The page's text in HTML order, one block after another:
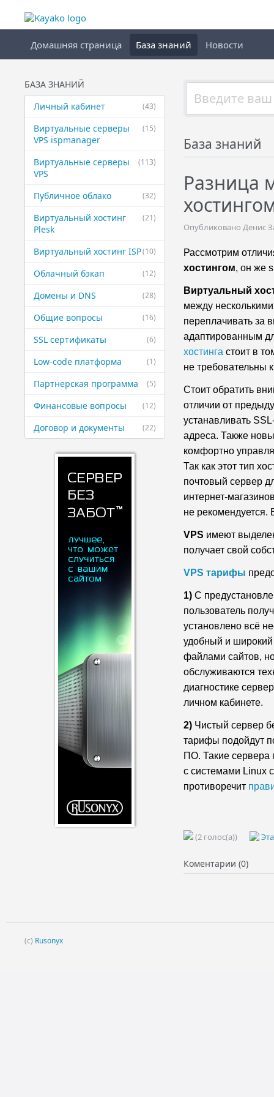
Домашняя страница База знаний Новости
БАЗА ЗНАНИЙ
(43)
Личный кабинет
(15)
Виртуальные ​серверы
VPS ispmanager
(113)
Виртуальные ​серверы
VPS
(32)
Публичное ​облако
(21)
Виртуальный ​хостинг
Plesk
(10)
Виртуальный ​хостинг ISP
(12)
Облачный бэкап
(28)
Домены и DNS
(16)
Общие вопросы
(6)
SSL сертификаты
(1)
Low-code платформа
(5)
Партнерская ​программа
(12)
Финансовые ​вопросы
(22)
Договор и ​документы
База знаний
Разница
Опубликовано Денис
Рассмотрим
хостингом, он же
Виртуальный
между
переплачивать за
адаптированным
хостинга стоит в
не требовательны
Стоит обратить
отличии от
устанавливать
адреса. Также
комфортно
Так как этот тип
почтовый сервер
интернет-
не рекомендуется.
VPS имеют
получает свой
VPS тарифы
1)С
пользователь
установлено всё
удобный и широкий
файлами сайтов,
обслуживаются
диагностике
личном кабинете.
2)Чистый сервер
тарифы подойдут
ПО. Такие сервера
с системами Linux
противоречит
(2 голос(а))
Коментарии (0)
(c) Rusonyx